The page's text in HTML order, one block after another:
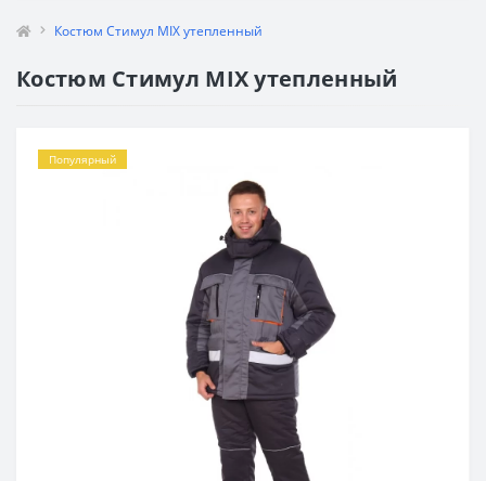
Костюм Стимул MIX утепленный
Костюм Стимул MIX утепленный
Популярный